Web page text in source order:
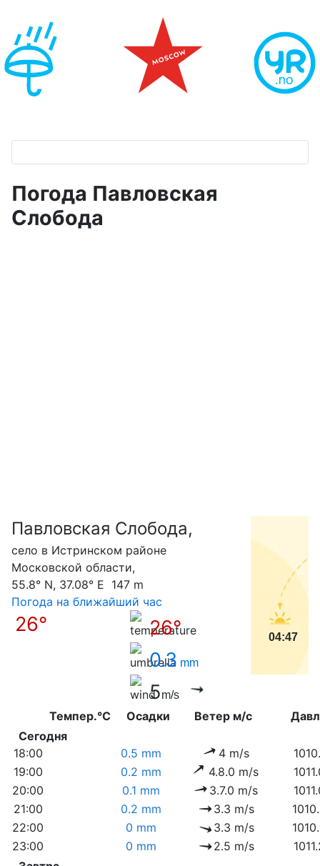
Погода Павловская
Слобода
Павловская Слобода,
село в Истринском районе
Московской области,
55.8° N, 37.08° E 147 m
Погода на ближайший час
26°
26°
0.3 mm
5m/s
04:47
Темпер.°C Осадки Ветер м/с
Сегодня
18:00
0.5 mm 4 m/s
19:00
0.2 mm 4.8.0 m/s
20:00
0.1 mm 3.7.0 m/s
21:00
0.2 mm 3.3 m/s
22:00
0 mm 3.3 m/s
23:00
0 mm 2.5 m/s